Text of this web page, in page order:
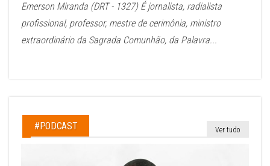
Emerson Miranda (DRT - 1327) É jornalista, radialista
profissional, professor, mestre de cerimônia, ministro
extraordinário da Sagrada Comunhão, da Palavra...
#PODCAST Ver tudo